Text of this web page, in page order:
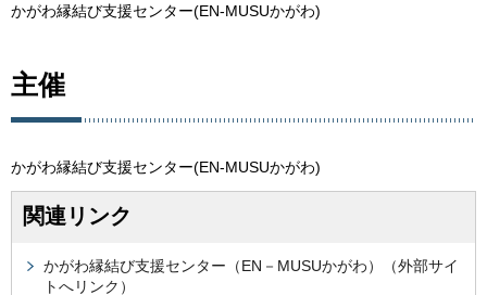
かがわ縁結び支援センター(EN-MUSUかがわ)
主催
かがわ縁結び支援センター(EN-MUSUかがわ)
関連リンク
かがわ縁結び支援センター（EN－MUSUかがわ）（外部サイ
トへリンク）